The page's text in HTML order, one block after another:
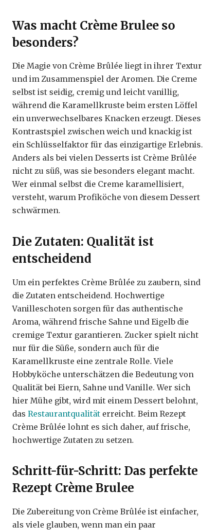
Was macht Crème Brulee so
besonders?
Die Magie von Crème Brûlée liegt in ihrer Textur
und im Zusammenspiel der Aromen. Die Creme
selbst ist seidig, cremig und leicht vanillig,
während die Karamellkruste beim ersten Löffel
ein unverwechselbares Knacken erzeugt. Dieses
Kontrastspiel zwischen weich und knackig ist
ein Schlüsselfaktor für das einzigartige Erlebnis.
Anders als bei vielen Desserts ist Crème Brûlée
nicht zu süß, was sie besonders elegant macht.
Wer einmal selbst die Creme karamellisiert,
versteht, warum Profiköche von diesem Dessert
schwärmen.
Die Zutaten: Qualität ist
entscheidend
Um ein perfektes Crème Brûlée zu zaubern, sind
die Zutaten entscheidend. Hochwertige
Vanilleschoten sorgen für das authentische
Aroma, während frische Sahne und Eigelb die
cremige Textur garantieren. Zucker spielt nicht
nur für die Süße, sondern auch für die
Karamellkruste eine zentrale Rolle. Viele
Hobbyköche unterschätzen die Bedeutung von
Qualität bei Eiern, Sahne und Vanille. Wer sich
hier Mühe gibt, wird mit einem Dessert belohnt,
das Restaurantqualität erreicht. Beim Rezept
Crème Brûlée lohnt es sich daher, auf frische,
hochwertige Zutaten zu setzen.
Schritt-für-Schritt: Das perfekte
Rezept Crème Brulee
Die Zubereitung von Crème Brûlée ist einfacher,
als viele glauben, wenn man ein paar